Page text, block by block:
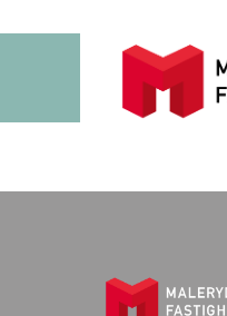
JMBA